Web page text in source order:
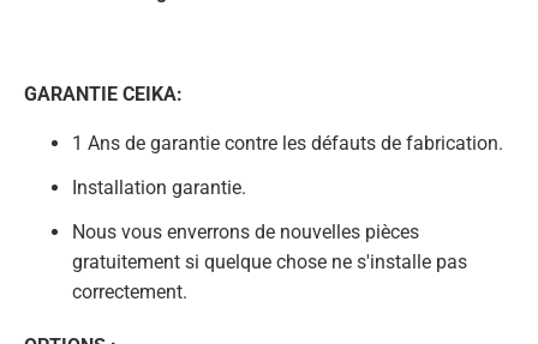
GARANTIE CEIKA:
1 Ans de garantie contre les défauts de fabrication.
Installation garantie.
Nous vous enverrons de nouvelles pièces
gratuitement si quelque chose ne s'installe pas
correctement.